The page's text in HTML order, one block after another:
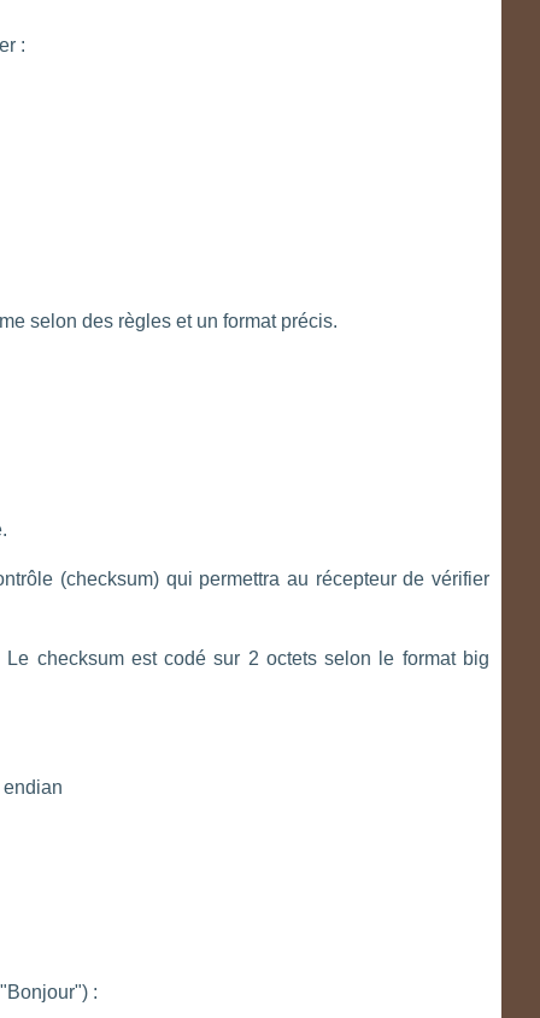
:
selon des règles et un format précis.
(checksum) qui permettra au récepteur de vérifier
checksum est codé sur 2 octets selon le format big
endian
: